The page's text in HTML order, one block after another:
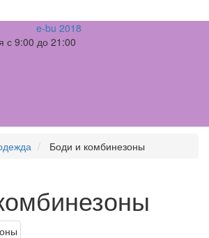
с 9:00 до 21:00
Боди и комбинезоны